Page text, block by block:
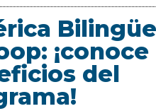
Bilingüe
del